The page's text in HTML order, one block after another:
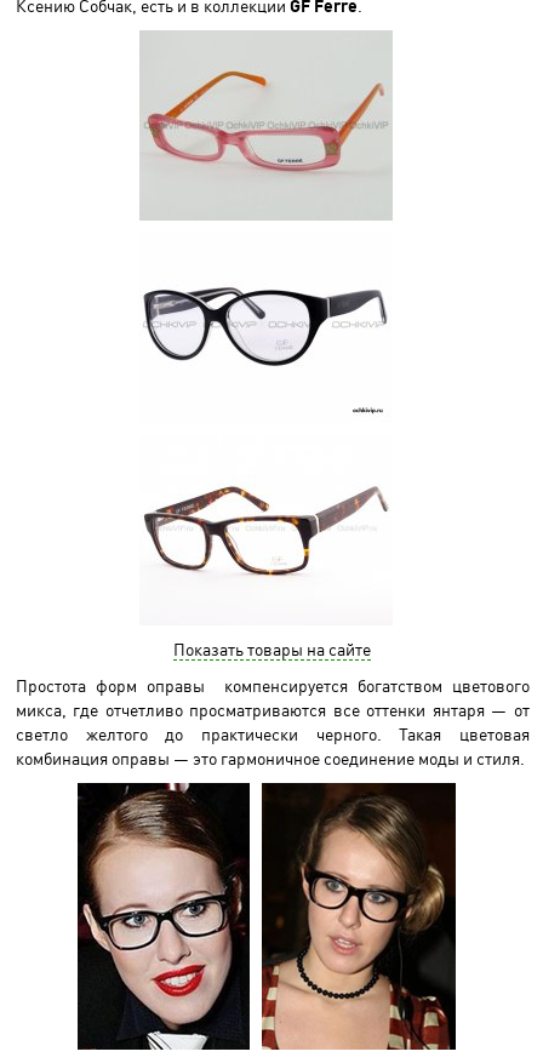
Ксению Собчак, есть и в коллекции GF Ferre
Показать товары на сайте
Простота форм оправы компенсируется богатством цветового
микса, где отчетливо просматриваются все оттенки янтаря — от
светло желтого до практически черного. Такая цветовая
комбинация оправы — это гармоничное соединение моды и стиля.